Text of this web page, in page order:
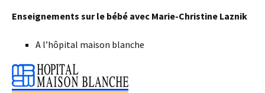
Enseignements sur le bébé avec Marie-Christine Laznik
A l’hôpital maison blanche